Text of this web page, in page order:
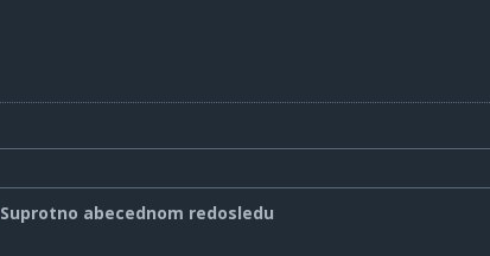
Suprotno abecednom redosledu